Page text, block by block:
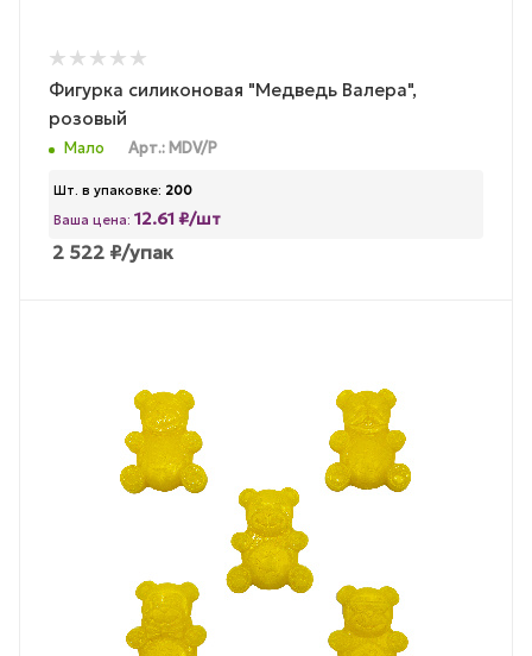
Фигурка силиконовая "Медведь Валера",
розовый
Мало Арт.: MDV/P
Шт. в упаковке: 200
Ваша цена: 12.61 ₽/шт
2 522 ₽/упак